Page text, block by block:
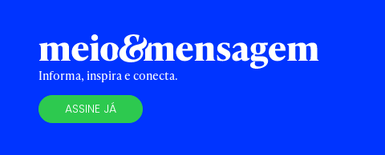
Informa, inspira e conecta.
ASSINE JÁ